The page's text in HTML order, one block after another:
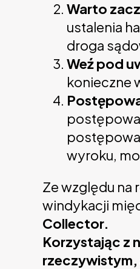
Warto
ustalenia
droga
Weź pod
konieczne
wyroku,
Ze względu na
windykacji
Collector.
Korzystając z
rzeczywistym,